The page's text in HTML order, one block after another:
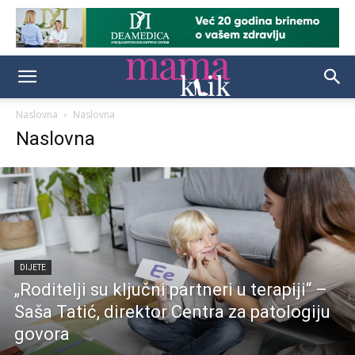
Naslovna Naslovna
Naslovna
DIJETE
„Roditelji su ključni partneri u terapiji“ –
Saša Tatić, direktor Centra za patologiju
govora